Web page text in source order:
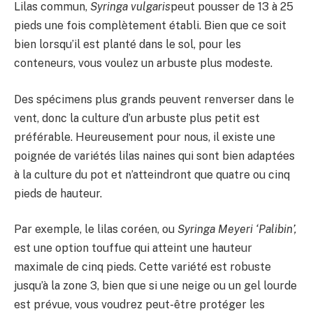
Lilas commun, Syringa vulgarispeut pousser de 13 à 25
pieds une fois complètement établi. Bien que ce soit
bien lorsqu’il est planté dans le sol, pour les
conteneurs, vous voulez un arbuste plus modeste.
Des spécimens plus grands peuvent renverser dans le
vent, donc la culture d’un arbuste plus petit est
préférable. Heureusement pour nous, il existe une
poignée de variétés lilas naines qui sont bien adaptées
à la culture du pot et n’atteindront que quatre ou cinq
pieds de hauteur.
Par exemple, le lilas coréen, ou Syringa Meyeri ‘Palibin’,
est une option touffue qui atteint une hauteur
maximale de cinq pieds. Cette variété est robuste
jusqu’à la zone 3, bien que si une neige ou un gel lourde
est prévue, vous voudrez peut-être protéger les